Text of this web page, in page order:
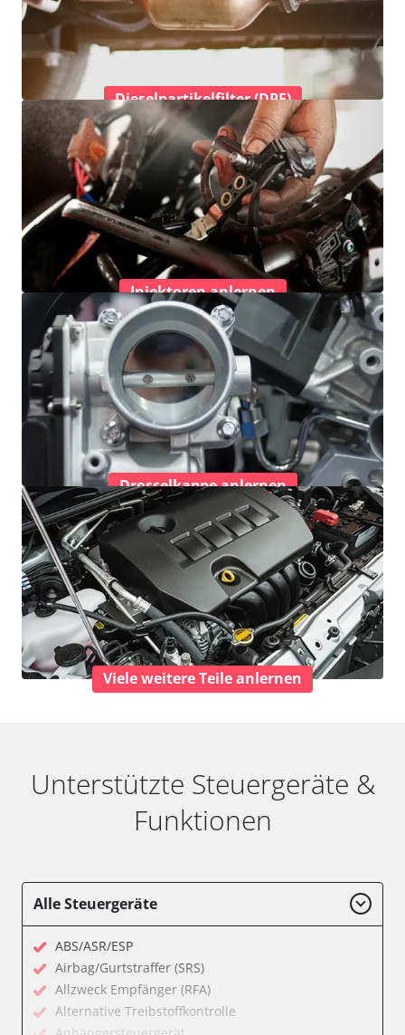
Dieselpartikelfilter (DPF)
Injektoren anlernen
Drosselkappe anlernen
Viele weitere Teile anlernen
Unterstützte Steuergeräte &
Funktionen
Alle Steuergeräte
ABS/ASR/ESP
Airbag/Gurtstraffer (SRS)
Allzweck Empfänger (RFA)
Alternative Treibstoffkontrolle